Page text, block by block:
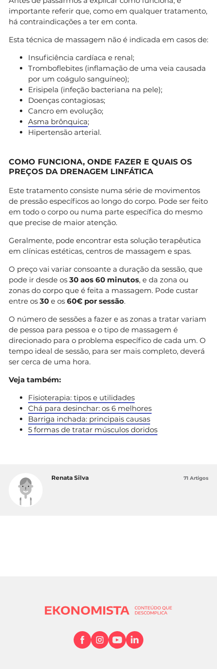
importante referir que, como em qualquer tratamento,
há contraindicações a ter em conta.
Esta técnica de massagem não é indicada em casos de:
Insuficiência cardíaca e renal;
Tromboflebites (inflamação de uma veia causada
por um coágulo sanguíneo);
Erisipela (infeção bacteriana na pele);
Doenças contagiosas;
Cancro em evolução;
Asma brônquica;
Hipertensão arterial.
COMO FUNCIONA, ONDE FAZER E QUAIS OS
PREÇOS DA DRENAGEM LINFÁTICA
Este tratamento consiste numa série de movimentos
de pressão específicos ao longo do corpo. Pode ser feito
em todo o corpo ou numa parte específica do mesmo
que precise de maior atenção.
Geralmente, pode encontrar esta solução terapêutica
em clínicas estéticas, centros de massagem e spas.
O preço vai variar consoante a duração da sessão, que
pode ir desde os 30 aos 60 minutos, e da zona ou
zonas do corpo que é feita a massagem. Pode custar
entre os 30 e os 60€ por sessão.
O número de sessões a fazer e as zonas a tratar variam
de pessoa para pessoa e o tipo de massagem é
direcionado para o problema específico de cada um. O
tempo ideal de sessão, para ser mais completo, deverá
ser cerca de uma hora.
Veja também:
Fisioterapia: tipos e utilidades
Chá para desinchar: os 6 melhores
Barriga inchada: principais causas
5 formas de tratar músculos doridos
Renata Silva 71 Artigos